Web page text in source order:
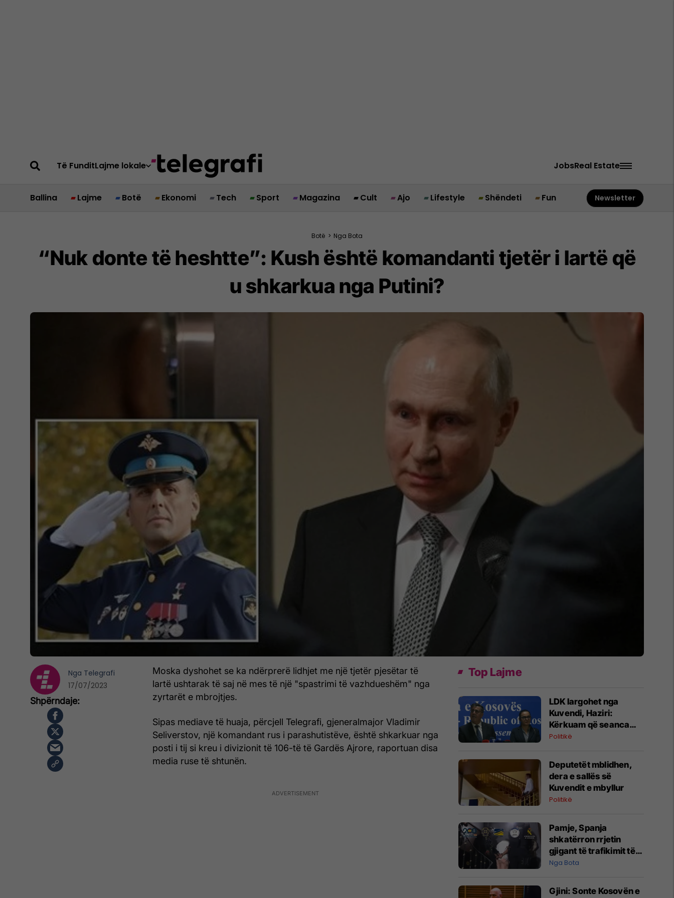
Të FunditLajme lokale JobsReal Estate
Ballina Lajme Botë Ekonomi Tech Sport Magazina Cult Ajo Lifestyle Shëndeti Fun Newsletter
Botë > Nga Bota
“Nuk donte të heshtte”: Kush është komandanti tjetër i lartë që
u shkarkua nga Putini?
Moska dyshohet se ka ndërprerë lidhjet me një tjetër pjesëtar të
lartë ushtarak të saj në mes të një "spastrimi të vazhdueshëm" nga
zyrtarët e mbrojtjes.
Sipas mediave të huaja, përcjell Telegrafi, gjeneralmajor Vladimir
Seliverstov, një komandant rus i parashutistëve, është shkarkuar nga
posti i tij si kreu i divizionit të 106-të të Gardës Ajrore, raportuan disa
media ruse të shtunën.
Nga Telegrafi
17/07/2023
Top Lajme
LDK largohet nga
Kuvendi, Haziri:
Kërkuam që seanca
konstituive të mbahet
Politikë
Deputetët mblidhen,
dera e sallës së
Kuvendit e mbyllur
Politikë
Pamje, Spanja
shkatërron rrjetin
gjigant të trafikimit të
emigrantëve dhe
Nga Bota
Gjini: Sonte Kosovën e